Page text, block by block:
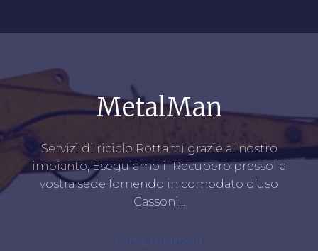
MetalMan
Servizi di riciclo Rottami grazie al nostro
impianto, Eseguiamo il Recupero presso la
vostra sede fornendo in comodato d’uso
Cassoni…
comprorame.it